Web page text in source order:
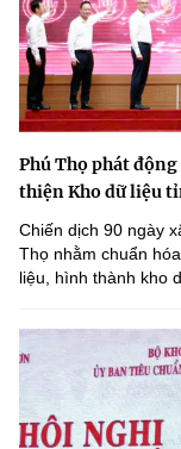
Phú Thọ phát
thiện Kho dữ liệu
Chiến dịch 90 ngày
Thọ nhằm chuẩn
liệu, hình thành kho